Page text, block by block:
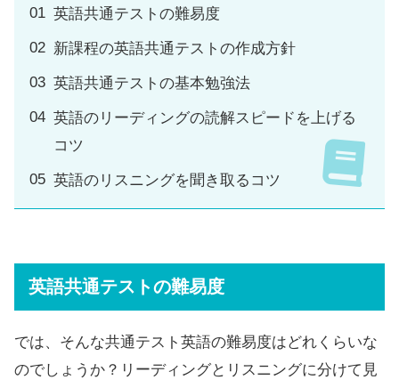
英語共通テストの難易度
新課程の英語共通テストの作成方針
英語共通テストの基本勉強法
英語のリーディングの読解スピードを上げる
コツ
英語のリスニングを聞き取るコツ
英語共通テストの難易度
では、そんな共通テスト英語の難易度はどれくらいな
のでしょうか？リーディングとリスニングに分けて見